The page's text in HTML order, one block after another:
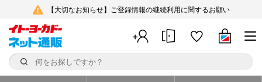
【大切なお知らせ】ご登録情報の継続利用に関するお願い